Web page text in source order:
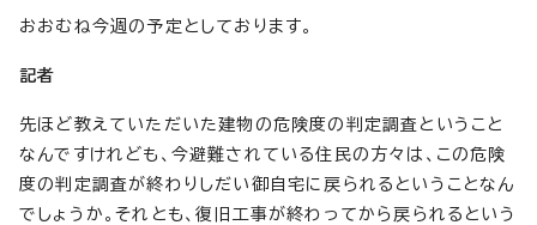
おおむね今週の予定としております。
記者
先ほど教えていただいた建物の危険度の判定調査ということ
なんですけれども、今避難されている住民の方々は、この危険
度の判定調査が終わりしだい御自宅に戻られるということなん
でしょうか。それとも、復旧工事が終わってから戻られるという